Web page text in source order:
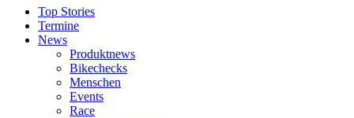
Top Stories
Termine
News
Produktnews
Bikechecks
Menschen
Events
Race